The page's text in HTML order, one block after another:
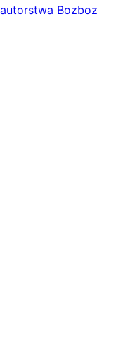
autorstwa Bozboz